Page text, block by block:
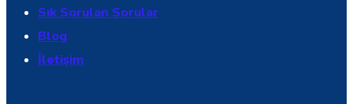
Sık Sorulan Sorular
Blog
İletişim